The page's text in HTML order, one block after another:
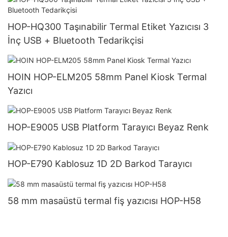
HOP-HQ300 Taşınabilir Termal Etiket Yazıcısı 3
İnç USB + Bluetooth Tedarikçisi
HOIN HOP-ELM205 58mm Panel Kiosk Termal
Yazıcı
HOP-E9005 USB Platform Tarayıcı Beyaz Renk
HOP-E790 Kablosuz 1D 2D Barkod Tarayıcı
58 mm masaüstü termal fiş yazıcısı HOP-H58